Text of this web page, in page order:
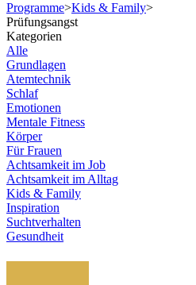
Programme>Kids & Family>
Prüfungsangst
Kategorien
Alle
Grundlagen
Atemtechnik
Schlaf
Emotionen
Mentale Fitness
Körper
Für Frauen
Achtsamkeit im Job
Achtsamkeit im Alltag
Kids & Family
Inspiration
Suchtverhalten
Gesundheit